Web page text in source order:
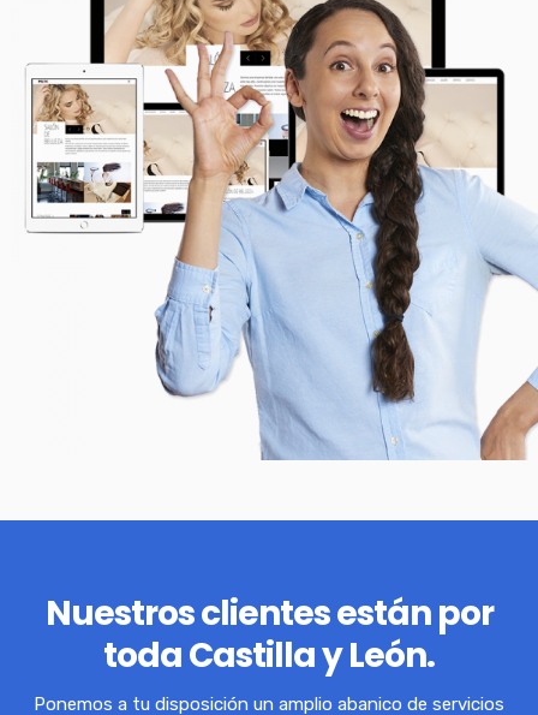
Nuestros clientes están por
toda Castilla y León.
Ponemos a tu disposición un amplio abanico de servicios